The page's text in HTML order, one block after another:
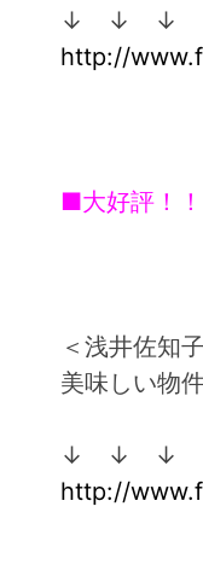
↓ ↓ ↓
http://
■大好評！！
＜浅井佐知
美味しい物
↓ ↓ ↓
http://